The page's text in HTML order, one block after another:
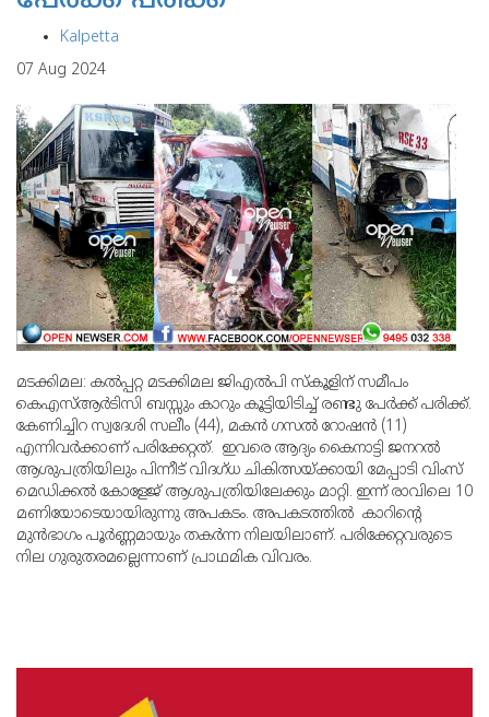
Kalpetta
07 Aug 2024
മടക്കിമല: കല്‍പ്പറ്റ മടക്കിമല ജിഎല്‍പി സ്‌കൂളിന് സമീപം
കെഎസ്ആര്‍ടിസി ബസ്സും കാറും കൂട്ടിയിടിച്ച് രണ്ടു പേര്‍ക്ക് പരിക്ക്.
കേണിച്ചിറ സ്വദേശി സലീം (44), മകന്‍ ഗസല്‍ റോഷന്‍ (11)
എന്നിവര്‍ക്കാണ് പരിക്കേറ്റത്. ഇവരെ ആദ്യം കൈനാട്ടി ജനറല്‍
ആശുപത്രിയിലും പിന്നീട് വിദഗ്ധ ചികിത്സയ്ക്കായി മേപ്പാടി വിംസ്
മെഡിക്കല്‍ കോളേജ് ആശുപത്രിയിലേക്കും മാറ്റി. ഇന്ന് രാവിലെ 10
മണിയോടെയായിരുന്നു അപകടം. അപകടത്തില്‍ കാറിന്റെ
മുന്‍ഭാഗം പൂര്‍ണ്ണമായും തകര്‍ന്ന നിലയിലാണ്. പരിക്കേറ്റവരുടെ
നില ഗുരുതരമല്ലെന്നാണ് പ്രാഥമിക വിവരം.